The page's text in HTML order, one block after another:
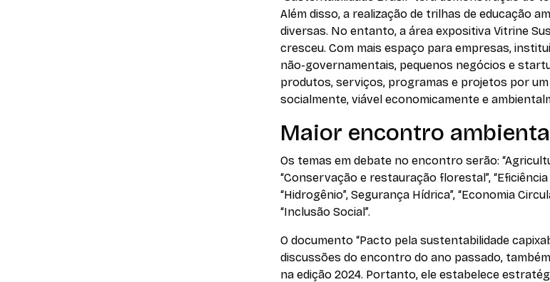
Além disso, a realização de trilhas de educação
diversas. No entanto, a área expositiva Vitrine
cresceu. Com mais espaço para empresas,
não-governamentais, pequenos negócios e
produtos, serviços, programas e projetos por
socialmente, viável economicamente e
Maior encontro
Os temas em debate no encontro serão:
“Conservação e restauração florestal”, “Eficiência
“Hidrogênio”, Segurança Hídrica”, “Economia
“Inclusão Social”.
O documento “Pacto pela sustentabilidade
discussões do encontro do ano passado,
na edição 2024. Portanto, ele estabelece